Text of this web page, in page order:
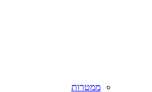
ממטרות